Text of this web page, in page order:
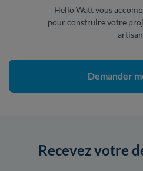
Hello Watt vous
pour construire votre
Demander
Recevez votre